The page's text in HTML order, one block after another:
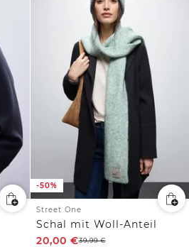
-50%
Street One
Schal mit Woll-Anteil
20,00 €39,99€